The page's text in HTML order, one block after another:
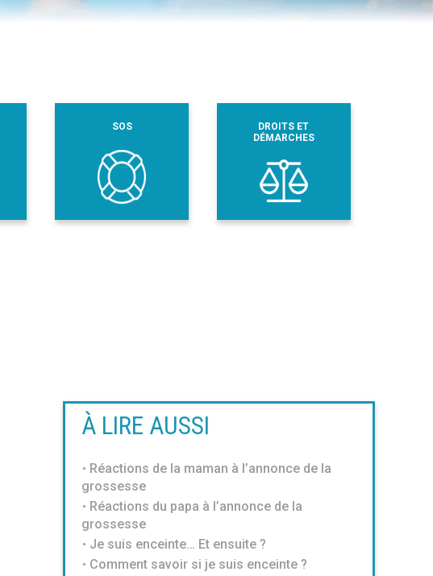
SOS
DROITS ET
DÉMARCHES
À LIRE AUSSI
Réactions de la maman à l’annonce de la
grossesse
Réactions du papa à l’annonce de la
grossesse
Je suis enceinte… Et ensuite ?
Comment savoir si je suis enceinte ?